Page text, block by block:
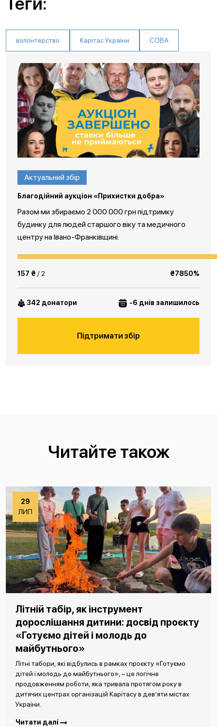
волонтерство Карітас України СОВА
Актуальний збір
Благодійний аукціон «Прихистки добра»
Разом ми збираємо 2 000 000 грн підтримку
будинку для людей старшого віку та медичного
центру на Івано-Франківщині.
157 ₴ / 2 ₴7850%
342 донатори -6 днів залишилось
Підтримати збір
Читайте також
29
ЛИП
Літній табір, як інструмент
дорослішання дитини: досвід проєкту
«Готуємо дітей і молодь до
майбутнього»
Літні табори, які відбулись в рамках проєкту «Готуємо
дітей і молодь до майбутнього», – це логічне
продовженням роботи, яка тривала протягом року в
дитячих центрах організацій Карітасу в дев’яти містах
України.
Читати далі